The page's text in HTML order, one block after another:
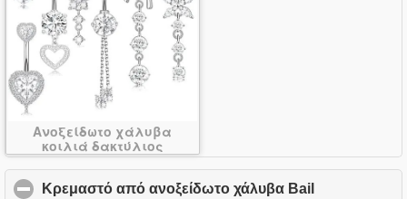
Ανοξείδωτο χάλυβα
κοιλιά δακτύλιος
Κρεμαστό από ανοξείδωτο χάλυβα Bail